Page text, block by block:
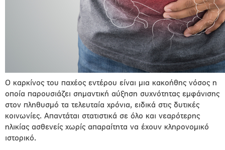
Ο καρκίνος του παχέος εντέρου είναι μια κακοήθης νόσος η
οποία παρουσιάζει σημαντική αύξηση συχνότητας εμφάνισης
στον πληθυσμό τα τελευταία χρόνια, ειδικά στις δυτικές
κοινωνίες. Απαντάται στατιστικά σε όλο και νεαρότερης
ηλικίας ασθενείς χωρίς απαραίτητα να έχουν κληρονομικό
ιστορικό.